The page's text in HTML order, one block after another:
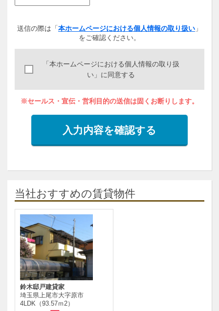
送信の際は「 本ホームページにおける個人情報の取り扱い 」
をご確認ください。
「本ホームページにおける個人情報の取り扱
い」に同意する
※セールス・宣伝・営利目的の送信は固くお断りします。
入力内容を確認する
当社おすすめの賃貸物件
鈴木邸戸建貸家
埼玉県上尾市大字原市
4LDK（93.57ｍ 2）